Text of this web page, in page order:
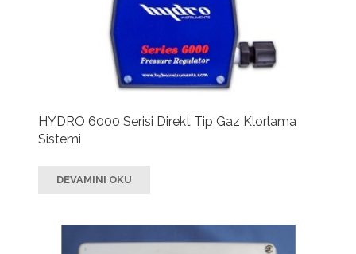
HYDRO 6000 Serisi Direkt Tip Gaz Klorlama
Sistemi
DEVAMINI OKU